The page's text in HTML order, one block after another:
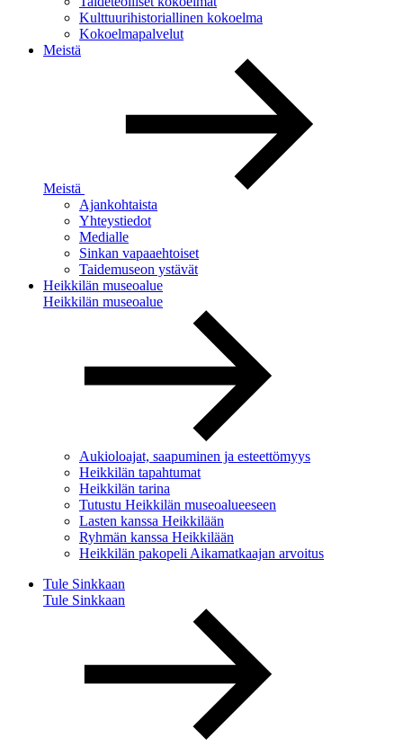
Kulttuurihistoriallinen kokoelma
Kokoelmapalvelut
Meistä
Meistä
Ajankohtaista
Yhteystiedot
Medialle
Sinkan vapaaehtoiset
Taidemuseon ystävät
Heikkilän museoalue
Heikkilän museoalue
Aukioloajat, saapuminen ja esteettömyys
Heikkilän tapahtumat
Heikkilän tarina
Tutustu Heikkilän museoalueeseen
Lasten kanssa Heikkilään
Ryhmän kanssa Heikkilään
Heikkilän pakopeli Aikamatkaajan arvoitus
Tule Sinkkaan
Tule Sinkkaan